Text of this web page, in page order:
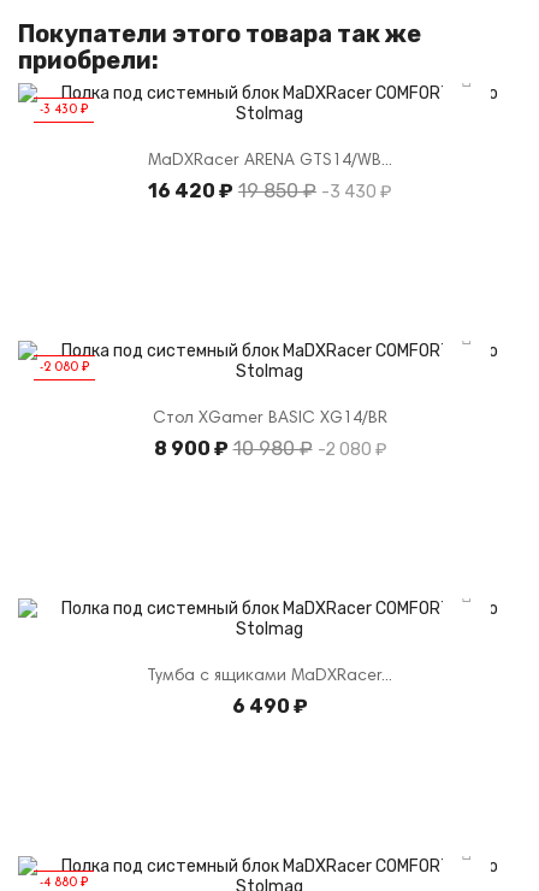
Покупатели этого товара так же
приобрели:
MaDXRacer ARENA GTS14/WB...
16 420 ₽ Базовая
19 850 ₽ -3 430 ₽
-3 430 ₽
Стол XGamer BASIC XG14/BR
8 900 ₽ Базовая
10 980 ₽ -2 080 ₽
-2 080 ₽
Тумба с ящиками MaDXRacer...
6 490 ₽
-4 880 ₽